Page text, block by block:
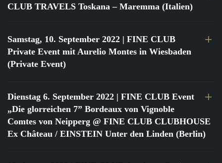
CLUB TRAVELS Toskana – Maremma (Italien)
Samstag, 10. September 2022 | FINE CLUB
Private Event mit Aurelio Montes in Wiesbaden
(Private Event)
Dienstag 6. September 2022 | FINE CLUB Event
„Die glorreichen 7” Bordeaux von Vignoble
Comtes von Neipperg @ FINE CLUB CLUBHOUSE
Ex Château / EINSTEIN Unter den Linden (Berlin)